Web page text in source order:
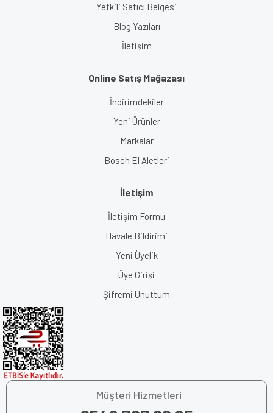
Yetkili Satıcı Belgesi
Blog Yazıları
İletişim
Online Satış Mağazası
İndirimdekiler
Yeni Ürünler
Markalar
Bosch El Aletleri
İletişim
İletişim Formu
Havale Bildirimi
Yeni Üyelik
Üye Girişi
Şifremi Unuttum
Müşteri Hizmetleri